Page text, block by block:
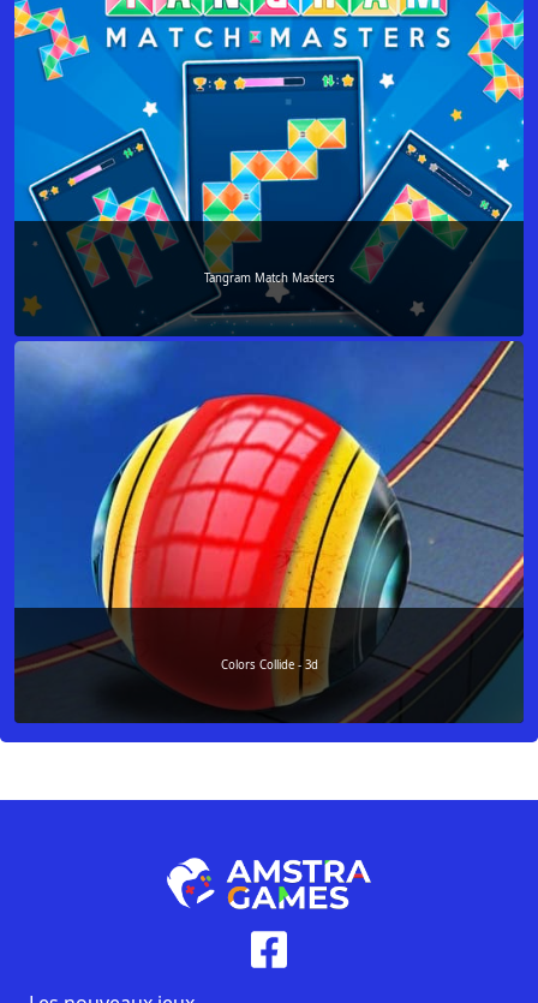
Tangram Match Masters
Colors Collide - 3d